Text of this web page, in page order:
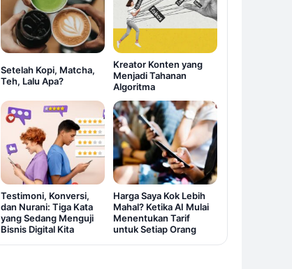
Setelah Kopi, Matcha,
Teh, Lalu Apa?
Kreator Konten yang
Menjadi Tahanan
Algoritma
Testimoni, Konversi,
dan Nurani: Tiga Kata
yang Sedang Menguji
Bisnis Digital Kita
Harga Saya Kok Lebih
Mahal? Ketika AI Mulai
Menentukan Tarif
untuk Setiap Orang